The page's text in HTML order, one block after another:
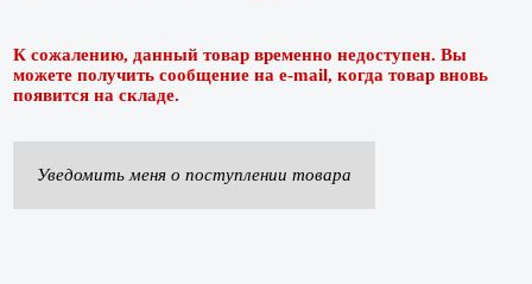
К сожалению, данный товар временно недоступен. Вы
можете получить сообщение на e-mail, когда товар вновь
появится на складе.
Уведомить меня о поступлении товара